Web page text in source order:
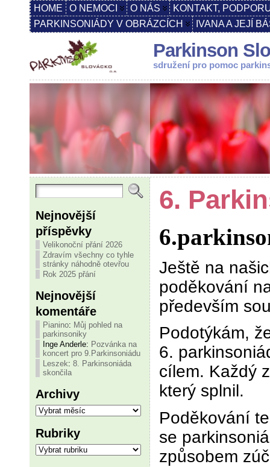
HOME O NEMOCI O NÁS
KONTAKT,
PARKINSONIÁDY V OBRÁZCÍCH
IVANA A JEJÍ
Parkinson
sdružení pro pomoc
Nejnovější
příspěvky
Velikonoční přání 2026
Zdravím všechny co tyhle
stránky náhodně otevřou
Rok 2025 přání
Nejnovější
komentáře
Pianino: Můj pohled na
parkinsoniky
Inge Anderle: Pozvánka na
koncert pro 9.Parkinsoniádu
Leszek: 8. Parkinsoniáda
skončila
Archivy
Archivy
Rubriky
Rubriky
6.
Ještě na
poděkování
především
Podotýkám,
6.
cílem. Každý
který splnil.
Poděkování
se
způsobem